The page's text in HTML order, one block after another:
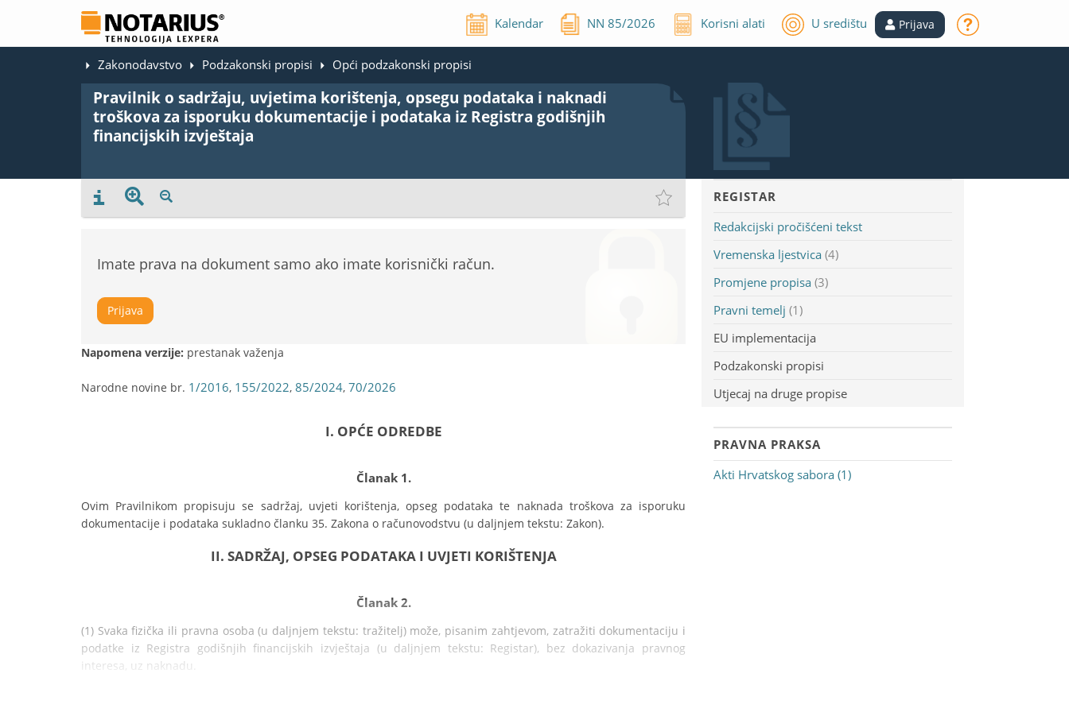
Kalendar NN85/2026 Korisni alati U središtu Prijava
Zakonodavstvo Podzakonski propisi Opći podzakonski propisi
Pravilnik o sadržaju, uvjetima korištenja, opsegu podataka i naknadi
troškova za isporuku dokumentacije i podataka iz Registra godišnjih
financijskih izvještaja
Imate prava na dokument samo ako imate korisnički račun.
Prijava
Napomena verzije: prestanak važenja
Narodne novine br. 1/2016, 155/2022, 85/2024, 70/2026
I. OPĆE ODREDBE
Članak 1.
Ovim Pravilnikom propisuju se sadržaj, uvjeti korištenja, opseg podataka te naknada troškova za isporuku
dokumentacije i podataka sukladno članku 35. Zakona o računovodstvu (u daljnjem tekstu: Zakon).
II. SADRŽAJ, OPSEG PODATAKA I UVJETI KORIŠTENJA
Članak 2.
(1) Svaka fizička ili pravna osoba (u daljnjem tekstu: tražitelj) može, pisanim zahtjevom, zatražiti dokumentaciju i
podatke iz Registra godišnjih financijskih izvještaja (u daljnjem tekstu: Registar), bez dokazivanja pravnog
interesa, uz naknadu.
REGISTAR
Redakcijski pročišćeni tekst
Vremenska ljestvica (4)
Promjene propisa (3)
Pravni temelj (1)
EU implementacija
Podzakonski propisi
Utjecaj na druge propise
PRAVNA PRAKSA
Akti Hrvatskog sabora (1)